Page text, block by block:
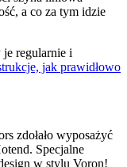
a co za tym idzie
je regularnie i
jak prawidłowo
zdołało wyposażyć
Specjalne
w stylu Voron!